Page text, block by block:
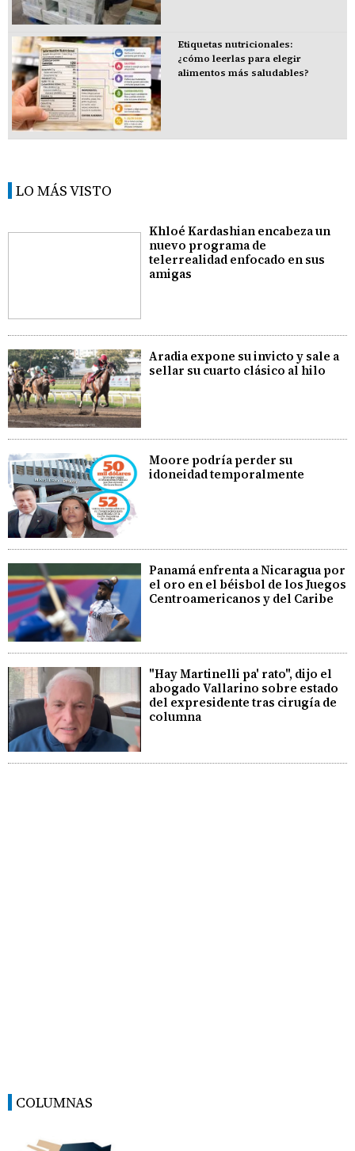
Etiquetas nutricionales:
¿cómo leerlas para elegir
alimentos más saludables?
LO MÁS VISTO
Khloé Kardashian encabeza un
nuevo programa de
telerrealidad enfocado en sus
amigas
Aradia expone su invicto y sale a
sellar su cuarto clásico al hilo
Moore podría perder su
idoneidad temporalmente
Panamá enfrenta a Nicaragua por
el oro en el béisbol de los Juegos
Centroamericanos y del Caribe
"Hay Martinelli pa' rato", dijo el
abogado Vallarino sobre estado
del expresidente tras cirugía de
columna
COLUMNAS